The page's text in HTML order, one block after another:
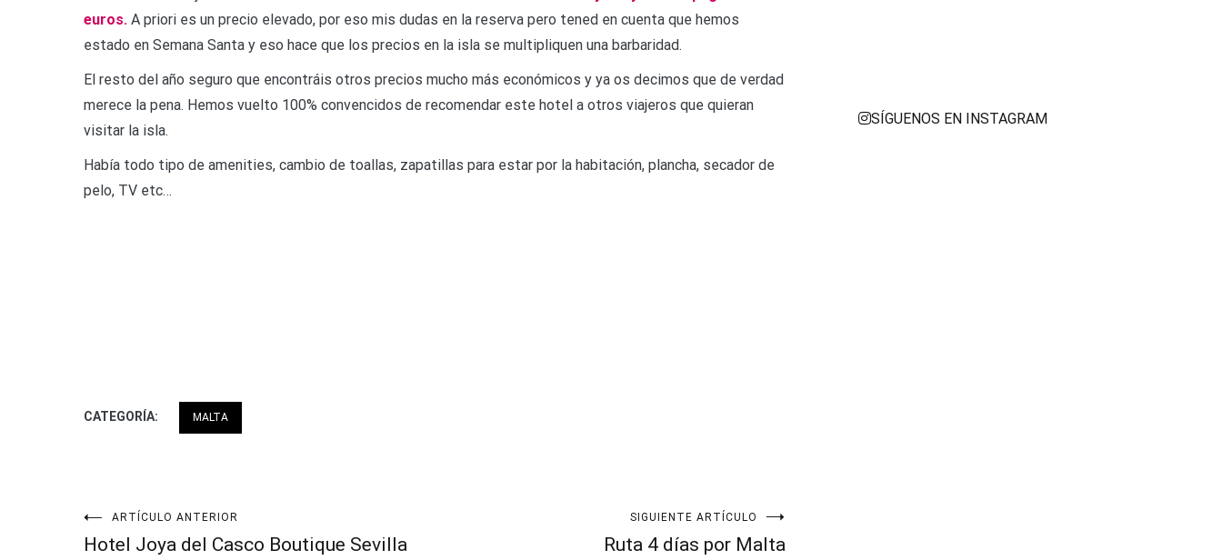
euros. A priori es un precio elevado, por eso mis dudas en la reserva pero tened en cuenta que hemos
estado en Semana Santa y eso hace que los precios en la isla se multipliquen una barbaridad.
El resto del año seguro que encontráis otros precios mucho más económicos y ya os decimos que de verdad
merece la pena. Hemos vuelto 100% convencidos de recomendar este hotel a otros viajeros que quieran
visitar la isla.
Había todo tipo de amenities, cambio de toallas, zapatillas para estar por la habitación, plancha, secador de
pelo, TV etc…
CATEGORÍA: MALTA
Navegación
ARTÍCULO ANTERIOR
Hotel Joya del Casco Boutique Sevilla
SIGUIENTE ARTÍCULO
Ruta 4 días por Malta
SÍGUENOS EN INSTAGRAM